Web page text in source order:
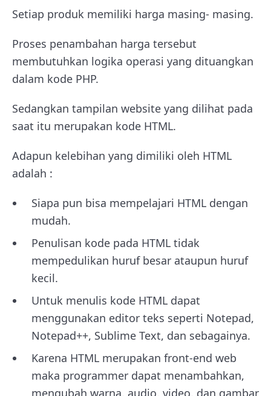
Setiap produk memiliki harga masing- masing.
Proses penambahan harga tersebut
membutuhkan logika operasi yang dituangkan
dalam kode PHP.
Sedangkan tampilan website yang dilihat pada
saat itu merupakan kode HTML.
Adapun kelebihan yang dimiliki oleh HTML
adalah :
Siapa pun bisa mempelajari HTML dengan
mudah.
Penulisan kode pada HTML tidak
mempedulikan huruf besar ataupun huruf
kecil.
Untuk menulis kode HTML dapat
menggunakan editor teks seperti Notepad,
Notepad++, Sublime Text, dan sebagainya.
Karena HTML merupakan front-end web
maka programmer dapat menambahkan,
mengubah warna, audio, video, dan gambar